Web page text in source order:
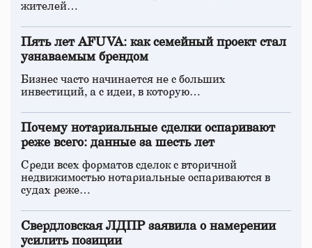
жителей…
Пять лет AFUVA: как семейный проект стал
узнаваемым брендом
Бизнес часто начинается не с больших
инвестиций, а с идеи, в которую…
Почему нотариальные сделки оспаривают
реже всего: данные за шесть лет
Среди всех форматов сделок с вторичной
недвижимостью нотариальные оспариваются в
судах реже…
Свердловская ЛДПР заявила о намерении
усилить позиции